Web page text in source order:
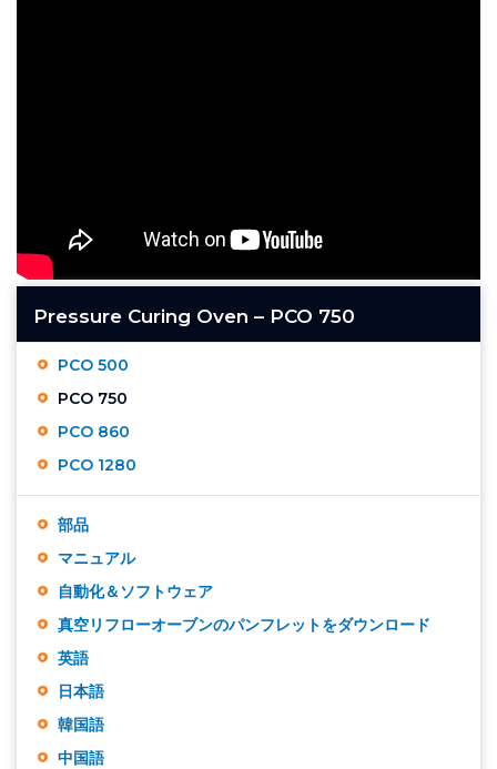
Pressure Curing Oven – PCO 750
PCO 500
PCO 750
PCO 860
PCO 1280
部品
マニュアル
自動化＆ソフトウェア
真空リフローオーブンのパンフレットをダウンロード
英語
日本語
韓国語
中国語